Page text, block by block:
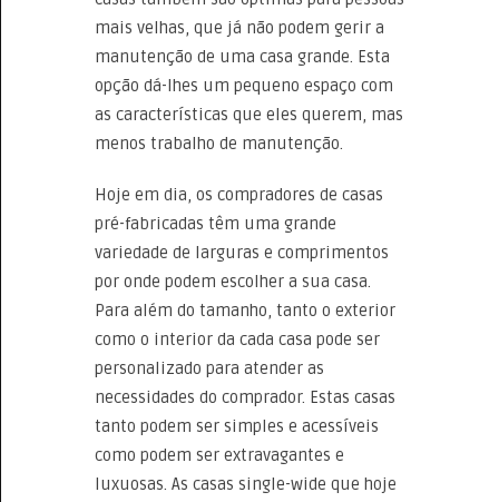
mais velhas, que já não podem gerir a
manutenção de uma casa grande. Esta
opção dá-lhes um pequeno espaço com
as características que eles querem, mas
menos trabalho de manutenção.
Hoje em dia, os compradores de casas
pré-fabricadas têm uma grande
variedade de larguras e comprimentos
por onde podem escolher a sua casa.
Para além do tamanho, tanto o exterior
como o interior da cada casa pode ser
personalizado para atender as
necessidades do comprador. Estas casas
tanto podem ser simples e acessíveis
como podem ser extravagantes e
luxuosas. As casas single-wide que hoje